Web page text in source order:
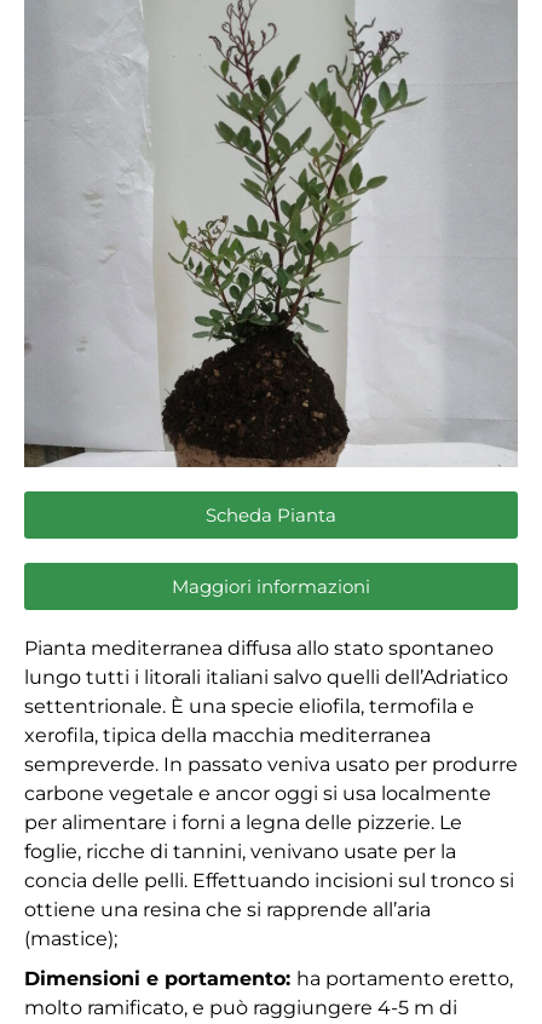
Scheda Pianta
Maggiori informazioni
Pianta mediterranea diffusa allo stato spontaneo
lungo tutti i litorali italiani salvo quelli dell’Adriatico
settentrionale. È una specie eliofila, termofila e
xerofila, tipica della macchia mediterranea
sempreverde. In passato veniva usato per produrre
carbone vegetale e ancor oggi si usa localmente
per alimentare i forni a legna delle pizzerie. Le
foglie, ricche di tannini, venivano usate per la
concia delle pelli. Effettuando incisioni sul tronco si
ottiene una resina che si rapprende all’aria
(mastice);
Dimensioni e portamento: ha portamento eretto,
molto ramificato, e può raggiungere 4-5 m di